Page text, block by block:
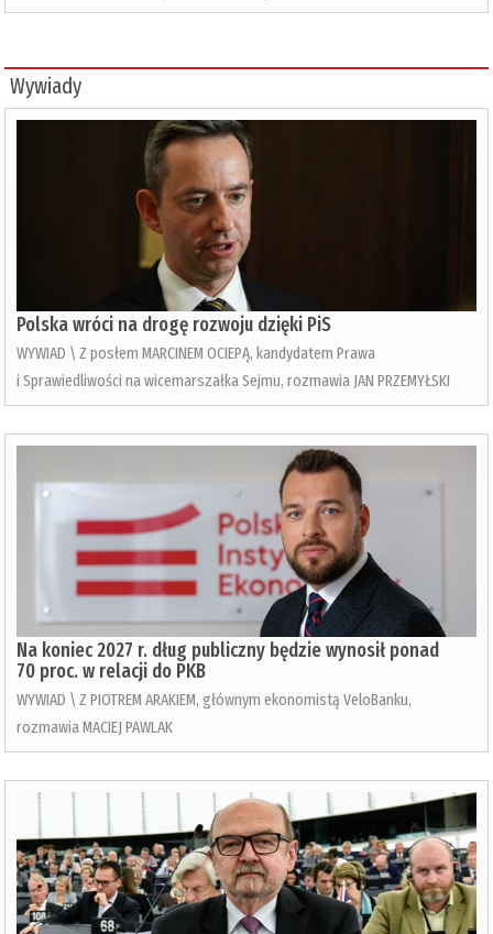
Wywiady
Polska wróci na drogę rozwoju dzięki PiS
WYWIAD \ Z posłem MARCINEM OCIEPĄ, kandydatem Prawa
i Sprawiedliwości na wicemarszałka Sejmu, rozmawia JAN PRZEMYŁSKI
Na koniec 2027 r. dług publiczny będzie wynosił ponad
70 proc. w relacji do PKB
WYWIAD \ Z PIOTREM ARAKIEM, głównym ekonomistą VeloBanku,
rozmawia MACIEJ PAWLAK